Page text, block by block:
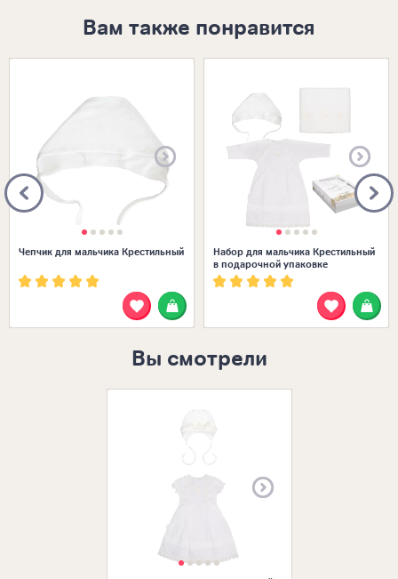
Вам также понравится
Чепчик для мальчика Крестильный
Набор для мальчика Крестильный
в подарочной упаковке
Вы смотрели